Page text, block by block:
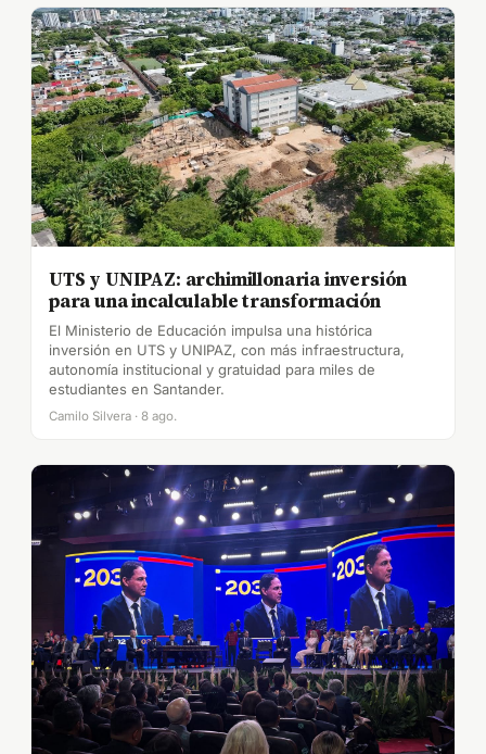
UTS y UNIPAZ: archimillonaria inversión
para una incalculable transformación
El Ministerio de Educación impulsa una histórica
inversión en UTS y UNIPAZ, con más infraestructura,
autonomía institucional y gratuidad para miles de
estudiantes en Santander.
Camilo Silvera · 8 ago.